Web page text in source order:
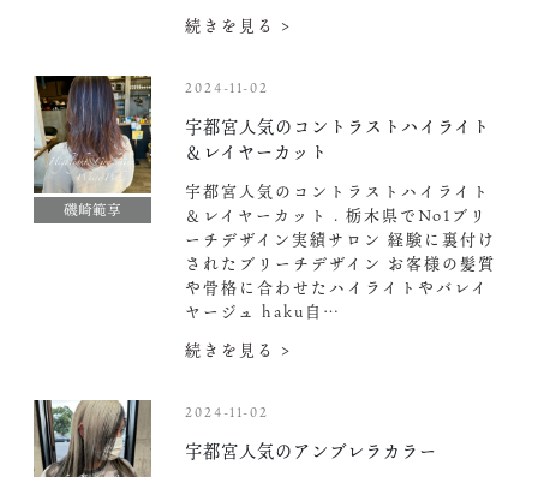
続きを見る >
磯崎範享
2024-11-02
宇都宮人気のコントラストハイライト
＆レイヤーカット
宇都宮人気のコントラストハイライト
＆レイヤーカット . 栃木県でNo1ブリ
ーチデザイン実績サロン 経験に裏付け
されたブリーチデザイン お客様の髪質
や骨格に合わせたハイライトやバレイ
ヤージュ haku自…
続きを見る >
2024-11-02
宇都宮人気のアンブレラカラー